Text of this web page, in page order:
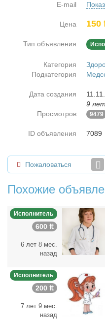
E-mail
Цена 150
Тип объявления
Категория
Подкатегория
Дата создания
9
Просмотров
9479
ID объявления 7089
Пожаловаться
Похожие
Исполнитель
600 ₶
6 лет 8 мес.
назад
Исполнитель
200 ₶
7 лет 9 мес.
назад